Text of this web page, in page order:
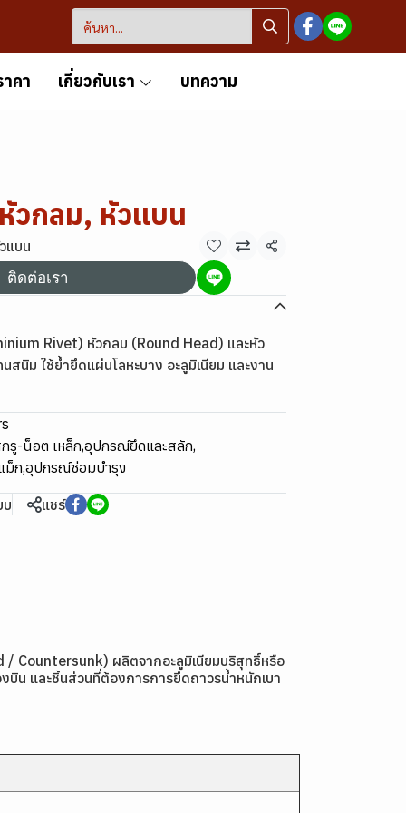
คา เกี่ยวกับเรา บทความ
วกลม, หัวแบน
แบน
แชร์
ติดต่อเรา
Rivet) หัวกลม (Round Head) และหัว
นิม ใช้ย้ำยึดแผ่นโลหะบาง อะลูมิเนียม และงาน
รู-น็อต เหล็ก,อุปกรณ์ยึดและสลัก,
ม็ก,อุปกรณ์ซ่อมบำรุง
บ แชร์
Countersunk) ผลิตจากอะลูมิเนียมบริสุทธิ์หรือ
บิน และชิ้นส่วนที่ต้องการการยึดถาวรน้ำหนักเบา